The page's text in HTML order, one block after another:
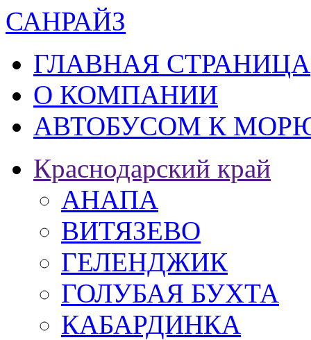
САНРАЙЗ
ГЛАВНАЯ СТРАНИЦА
О КОМПАНИИ
АВТОБУСОМ К МОРЮ
Краснодарский край
АНАПА
ВИТЯЗЕВО
ГЕЛЕНДЖИК
ГОЛУБАЯ БУХТА
КАБАРДИНКА